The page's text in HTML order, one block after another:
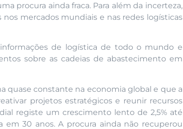
procura ainda fraca. Para além da incerteza,
mercados mundiais e nas redes logísticas
de logística de todo o mundo e
sobre as cadeias de abastecimento em
quase constante na economia global e que a
projetos estratégicos e reunir recursos
registe um crescimento lento de 2,5% até
30 anos. A procura ainda não recuperou